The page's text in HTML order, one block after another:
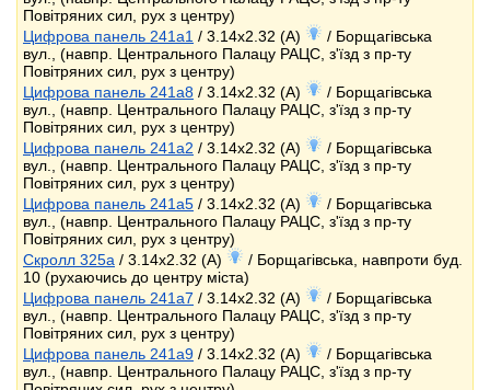
Повітряних сил, рух з центру)
Цифрова панель 241a1 / 3.14x2.32 (A)
/ Борщагівська
вул., (навпр. Центрального Палацу РАЦС, з'їзд з пр-ту
Повітряних сил, рух з центру)
Цифрова панель 241a8 / 3.14x2.32 (A)
/ Борщагівська
вул., (навпр. Центрального Палацу РАЦС, з'їзд з пр-ту
Повітряних сил, рух з центру)
Цифрова панель 241a2 / 3.14x2.32 (A)
/ Борщагівська
вул., (навпр. Центрального Палацу РАЦС, з'їзд з пр-ту
Повітряних сил, рух з центру)
Цифрова панель 241a5 / 3.14x2.32 (A)
/ Борщагівська
вул., (навпр. Центрального Палацу РАЦС, з'їзд з пр-ту
Повітряних сил, рух з центру)
Скролл 325a / 3.14x2.32 (A)
/ Борщагівська, навпроти буд.
10 (рухаючись до центру міста)
Цифрова панель 241a7 / 3.14x2.32 (A)
/ Борщагівська
вул., (навпр. Центрального Палацу РАЦС, з'їзд з пр-ту
Повітряних сил, рух з центру)
Цифрова панель 241a9 / 3.14x2.32 (A)
/ Борщагівська
вул., (навпр. Центрального Палацу РАЦС, з'їзд з пр-ту